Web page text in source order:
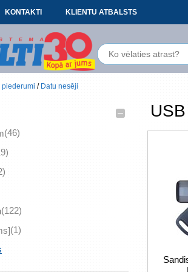
KONTAKTI KLIENTU ATBALSTS
piederumi / Datu nesēji
–
(46)
(122)
(1)